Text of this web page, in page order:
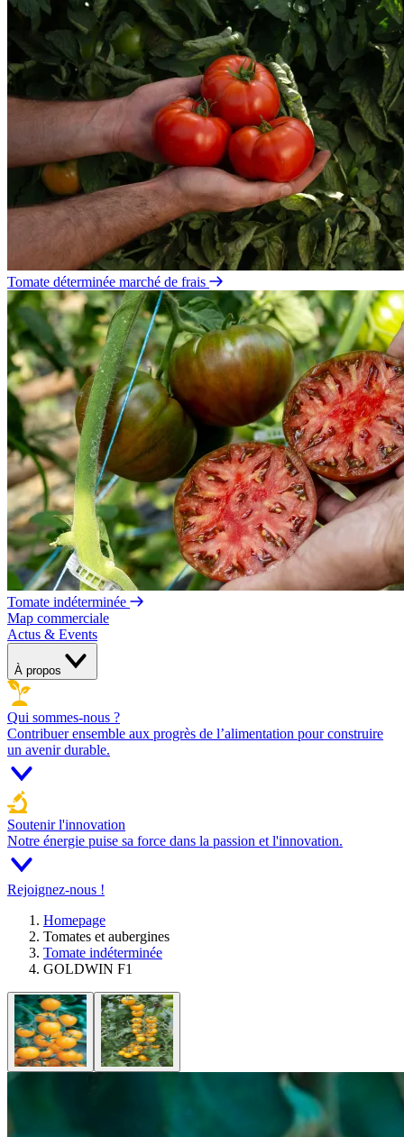
Tomate déterminée marché de frais
Tomate indéterminée
Map commerciale
Actus & Events
À propos
Qui sommes-nous ?
Contribuer ensemble aux progrès de l’alimentation pour construire
un avenir durable.
Soutenir l'innovation
Notre énergie puise sa force dans la passion et l'innovation.
Rejoignez-nous !
Homepage
Tomates et aubergines
Tomate indéterminée
GOLDWIN F1